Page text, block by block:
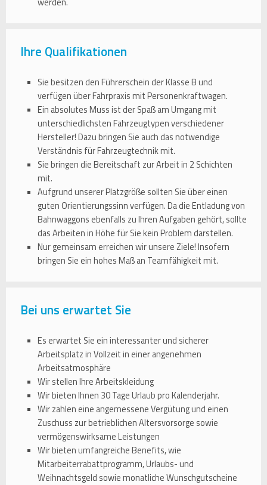
Ihre Qualifikationen
Sie besitzen den Führerschein der Klasse B und
verfügen über Fahrpraxis mit Personenkraftwagen.
Ein absolutes Muss ist der Spaß am Umgang mit
unterschiedlichsten Fahrzeugtypen verschiedener
Hersteller! Dazu bringen Sie auch das notwendige
Verständnis für Fahrzeugtechnik mit.
Sie bringen die Bereitschaft zur Arbeit in 2 Schichten
mit.
Aufgrund unserer Platzgröße sollten Sie über einen
guten Orientierungssinn verfügen. Da die Entladung von
Bahnwaggons ebenfalls zu Ihren Aufgaben gehört, sollte
das Arbeiten in Höhe für Sie kein Problem darstellen.
Nur gemeinsam erreichen wir unsere Ziele! Insofern
bringen Sie ein hohes Maß an Teamfähigkeit mit.
Bei uns erwartet Sie
Es erwartet Sie ein interessanter und sicherer
Arbeitsplatz in Vollzeit in einer angenehmen
Arbeitsatmosphäre
Wir stellen Ihre Arbeitskleidung
Wir bieten Ihnen 30 Tage Urlaub pro Kalenderjahr.
Wir zahlen eine angemessene Vergütung und einen
Zuschuss zur betrieblichen Altersvorsorge sowie
vermögenswirksame Leistungen
Wir bieten umfangreiche Benefits, wie
Mitarbeiterrabattprogramm, Urlaubs- und
Weihnachtsgeld sowie monatliche Wunschgutscheine